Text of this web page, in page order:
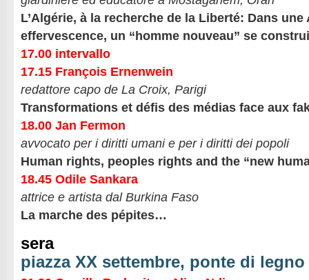
L’Algérie, à la recherche de la Liberté: Dans
effervescence, un “homme nouveau” se
17.00 intervallo
17.15 François Ernenwein
redattore capo de La Croix, Parigi
Transformations et défis des médias face aux
18.00 Jan Fermon
avvocato per i diritti umani e per i diritti dei popoli
Human rights, peoples rights and the “new
18.45 Odile Sankara
attrice e artista dal Burkina Faso
La marche des pépites…
sera
piazza XX settembre, ponte di legno